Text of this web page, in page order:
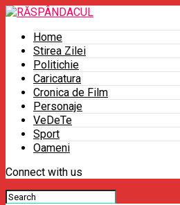
Home
Stirea Zilei
Politichie
Caricatura
Cronica de Film
Personaje
VeDeTe
Sport
Oameni
Connect with us